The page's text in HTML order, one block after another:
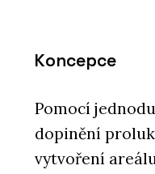
Koncepce
Pomocí
dopinění
vytvoření